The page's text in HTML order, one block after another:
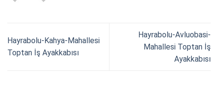
Hayrabolu-Kahya-Mahallesi
Toptan İş Ayakkabısı
Hayrabolu-Avluobasi-
Mahallesi Toptan İş
Ayakkabısı